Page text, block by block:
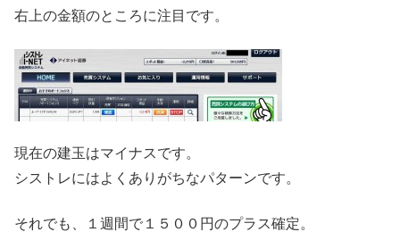
右上の金額のところに注目です。
現在の建玉はマイナスです。
シストレにはよくありがちなパターンです。
それでも、１週間で１５００円のプラス確定。